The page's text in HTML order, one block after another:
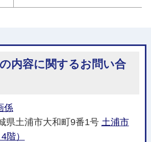
内容に関するお問い合
係
県土浦市大和町9番1号 土浦市
）